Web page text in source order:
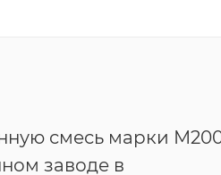
смесь марки
заводе в